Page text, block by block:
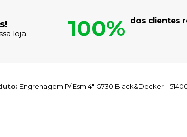
loja. 100% dos clientes
Engrenagem P/ Esm 4" G730 Black&Decker -